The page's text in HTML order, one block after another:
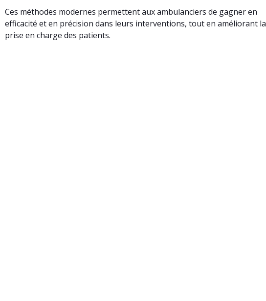
Ces méthodes modernes permettent aux ambulanciers de gagner en
efficacité et en précision dans leurs interventions, tout en améliorant la
prise en charge des patients.